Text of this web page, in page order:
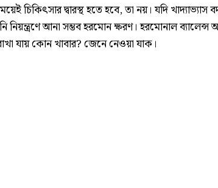
চিকিৎসার দ্বারস্থ হতে হবে, তা নয়। যদি খাদ্যাভ্যাস
নিয়ন্ত্রণে আনা সম্ভব হরমোন ক্ষরণ। হরমোনাল
যায় কোন খাবার? জেনে নেওয়া যাক।